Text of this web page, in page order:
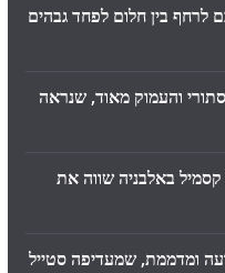
לרחף בין חלום לפחד גבהים
והעמוק מאוד, שנראה
באלבניה שווה את
ומדממת, שמעדיפה סטייל